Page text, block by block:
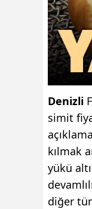
Denizli
simit
kılmak
yükü
diğer